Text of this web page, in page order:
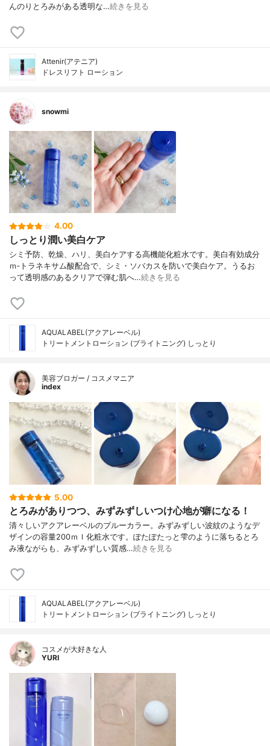
んのりとろみがある透明な…続きを見る
Attenir(アテニア)
ドレスリフト ローション
snowmi
4.00
しっとり潤い美白ケア
シミ予防、乾燥、ハリ、美白ケアする高機能化粧水です。美白有効成分
ｍ‐トラネキサム酸配合で、シミ・ソバカスを防いで美白ケア。うるお
って透明感のあるクリアで弾む肌へ…続きを見る
AQUALABEL(アクアレーベル)
トリートメントローション (ブライトニング) しっとり
美容ブロガー / コスメマニア
index
5.00
とろみがありつつ、みずみずしいつけ心地が癖になる！
清々しいアクアレーベルのブルーカラー。みずみずしい波紋のようなデ
ザインの容量200ｍｌ化粧水です。ぽたぽたっと雫のように落ちるとろ
み液ながらも、みずみずしい質感…続きを見る
AQUALABEL(アクアレーベル)
トリートメントローション (ブライトニング) しっとり
コスメが大好きな人
YURI